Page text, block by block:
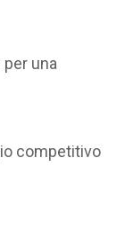
una
competitivo